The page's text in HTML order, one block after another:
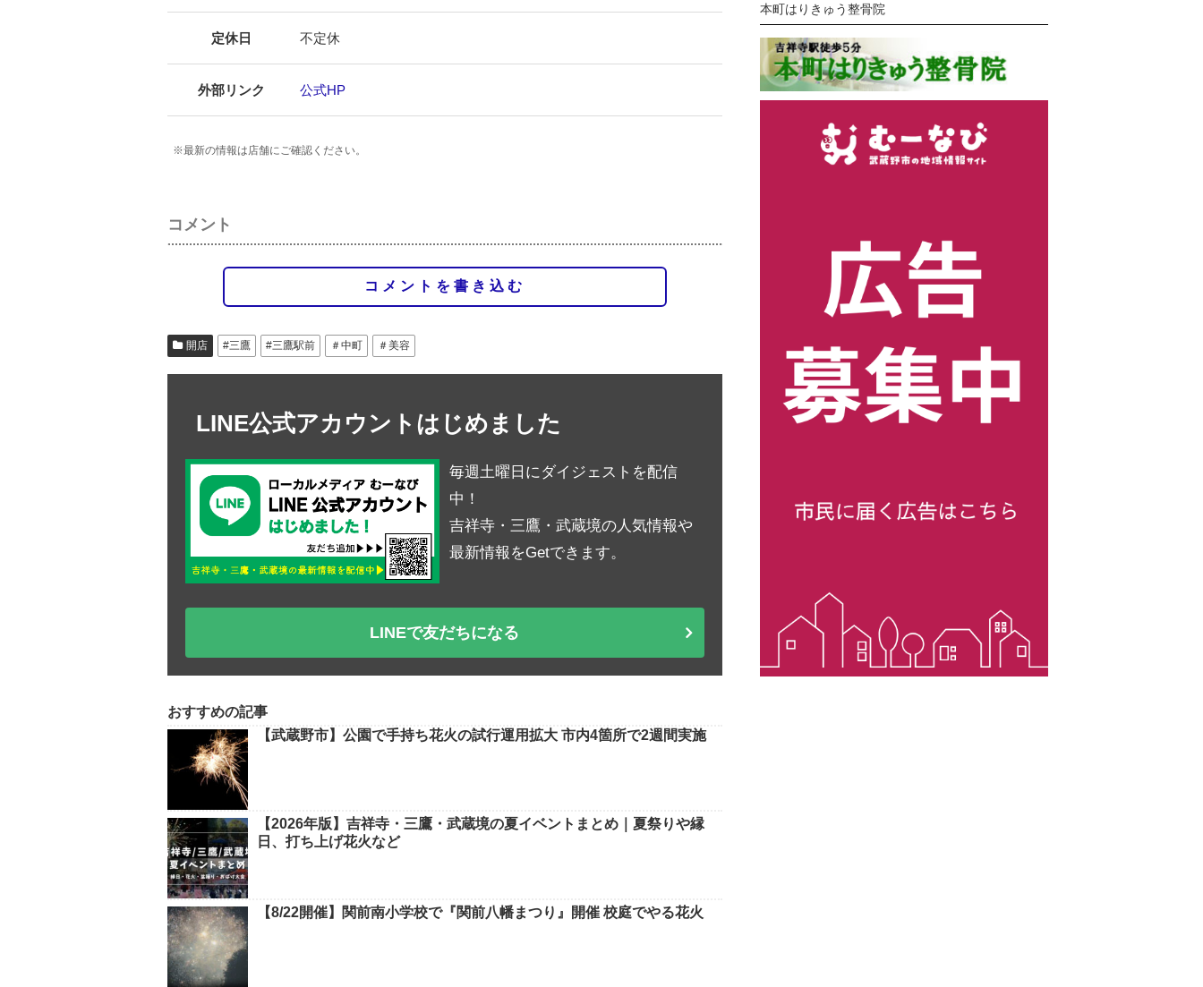
定休日 不定休
外部リンク 公式HP
※最新の情報は店舗にご確認ください。
コメント
コメントを書き込む
開店 #三鷹 #三鷹駅前 ＃中町 ＃美容
LINE公式アカウントはじめました
毎週土曜日にダイジェストを配信
中！
吉祥寺・三鷹・武蔵境の人気情報や
最新情報をGetできます。
LINEで友だちになる
おすすめの記事
【武蔵野市】公園で手持ち花火の試行運用拡大 市内4箇所で2週間実施
【2026年版】吉祥寺・三鷹・武蔵境の夏イベントまとめ｜夏祭りや縁
日、打ち上げ花火など
【8/22開催】関前南小学校で『関前八幡まつり』開催 校庭でやる花火
本町はりきゅう整骨院